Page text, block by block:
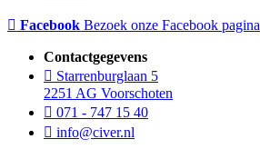
Facebook Bezoek onze Facebook pagina
Contactgegevens
Starrenburglaan 5
2251 AG Voorschoten
071 - 747 15 40
info@civer.nl